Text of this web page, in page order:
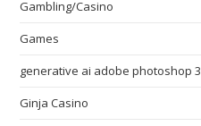
Gambling/Casino
Games
generative ai adobe photoshop 3
Ginja Casino